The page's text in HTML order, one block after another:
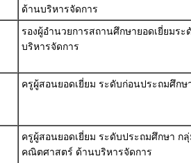
ด้านบริหารจัดการ
รองผู้อำนวยการสถานศึกษายอดเยี่ยมร
บริหารจัดการ
ครูผู้สอนยอดเยี่ยม ระดับก่อนประถมศึก
ครูผู้สอนยอดเยี่ยม ระดับประถมศึกษา ก
คณิตศาสตร์ ด้านบริหารจัดการ